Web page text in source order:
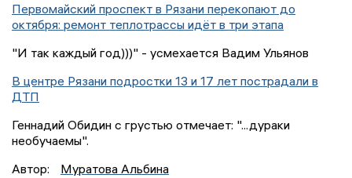
Первомайский проспект в Рязани перекопают до
октября: ремонт теплотрассы идёт в три этапа
"И так каждый год)))" - усмехается Вадим Ульянов
В центре Рязани подростки 13 и 17 лет пострадали в
ДТП
Геннадий Обидин с грустью отмечает: "...дураки
необучаемы".
Автор:
Муратова Альбина